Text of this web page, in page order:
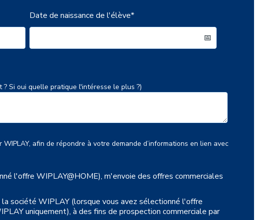
Date de naissance de l'élève*
Si oui quelle pratique l'intéresse le plus ?)
afin de répondre à votre demande d’informations en lien avec
l'offre WIPLAY@HOME), m'envoie des offres commerciales
société WIPLAY (lorsque vous avez sélectionné l'offre
uniquement), à des fins de prospection commerciale par